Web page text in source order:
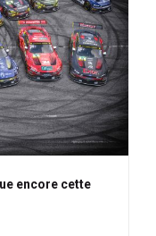
encore cette